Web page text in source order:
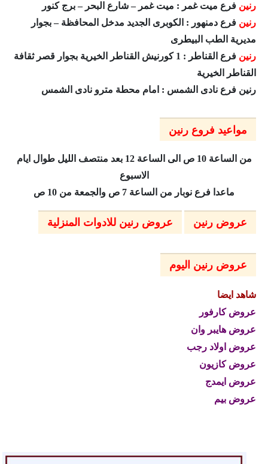
رنين فرع ميت غمر : ميت غمر – شارع البحر – برج كنور
رنين فرع دمنهور : الكوبرى الجديد مدخل المحافظة – بجوار
مديرية الطب البيطرى
رنين
فرع القناطر : 1 كورنيش القناطر الخيرية بجوار قصر ثقافة
القناطر الخيرية
رنين فرع نادى الشمس : امام محطة مترو نادى الشمس
مواعيد فروع رنين
من الساعة 10 ص الى الساعة 12 بعد منتصف الليل طوال ايام
الاسبوع
ماعدا فرع نوبار من الساعة 7 ص والجمعة من 10 ص
عروض رنين عروض رنين للادوات المنزلية
عروض رنين اليوم
شاهد ايضا
عروض كارفور
عروض هايبر وان
عروض اولاد رجب
عروض كازيون
عروض ايمدج
عروض بيم